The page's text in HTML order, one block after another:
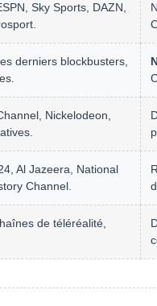
Sky Sports, DAZN,
derniers blockbusters,
Nickelodeon,
Al Jazeera, National
Channel.
de téléréalité,